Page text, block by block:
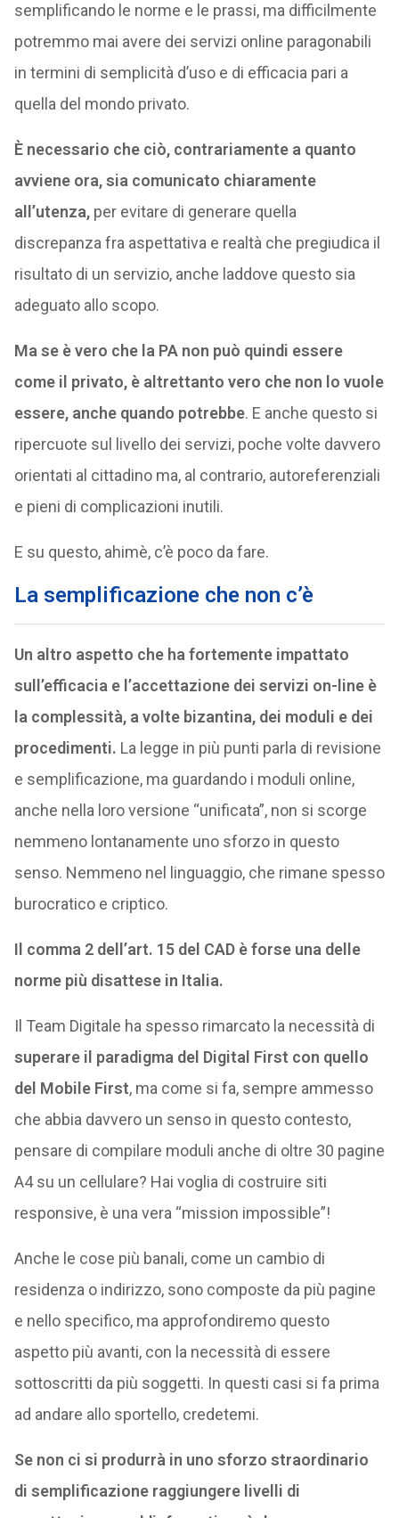
semplificando le norme e le prassi, ma difficilmente
potremmo mai avere dei servizi online paragonabili
in termini di semplicità d’uso e di efficacia pari a
quella del mondo privato.
È necessario che ciò, contrariamente a quanto
avviene ora, sia comunicato chiaramente
all’utenza,per evitare di generare quella
discrepanza fra aspettativa e realtà che pregiudica il
risultato di un servizio, anche laddove questo sia
adeguato allo scopo.
Ma se è vero che la PA non può quindi essere
come il privato, è altrettanto vero che non lo vuole
essere, anche quando potrebbe. E anche questo si
ripercuote sul livello dei servizi, poche volte davvero
orientati al cittadino ma, al contrario, autoreferenziali
e pieni di complicazioni inutili.
E su questo, ahimè, c’è poco da fare.
La semplificazione che non c’è
Un altro aspetto che ha fortemente impattato
sull’efficacia e l’accettazione dei servizi on-line è
la complessità, a volte bizantina, dei moduli e dei
procedimenti. La legge in più punti parla di revisione
e semplificazione, ma guardando i moduli online,
anche nella loro versione “unificata”, non si scorge
nemmeno lontanamente uno sforzo in questo
senso. Nemmeno nel linguaggio, che rimane spesso
burocratico e criptico.
Il comma 2 dell’art. 15 del CAD è forse una delle
norme più disattese in Italia.
Il Team Digitale ha spesso rimarcato la necessità di
superare il paradigma del Digital First con quello
del Mobile First, ma come si fa, sempre ammesso
che abbia davvero un senso in questo contesto,
pensare di compilare moduli anche di oltre 30 pagine
A4 su un cellulare? Hai voglia di costruire siti
responsive, è una vera “mission impossible”!
Anche le cose più banali, come un cambio di
residenza o indirizzo, sono composte da più pagine
e nello specifico, ma approfondiremo questo
aspetto più avanti, con la necessità di essere
sottoscritti da più soggetti. In questi casi si fa prima
ad andare allo sportello, credetemi.
Se non ci si produrrà in uno sforzo straordinario
di semplificazione raggiungere livelli di